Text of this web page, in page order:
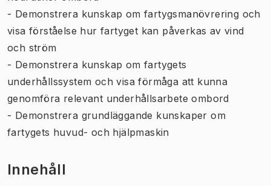
- Demonstrera kunskap om fartygsmanövrering och
visa förståelse hur fartyget kan påverkas av vind
och ström
- Demonstrera kunskap om fartygets
underhållssystem och visa förmåga att kunna
genomföra relevant underhållsarbete ombord
- Demonstrera grundläggande kunskaper om
fartygets huvud- och hjälpmaskin
Innehåll